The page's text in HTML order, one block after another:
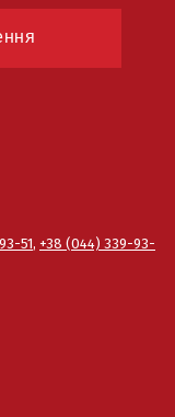
51, +38 (044) 339-93-